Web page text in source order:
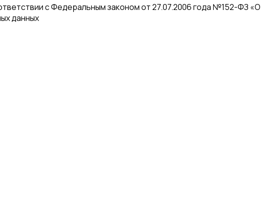
с Федеральным законом от 27.07.2006 года №152-ФЗ «О
данных